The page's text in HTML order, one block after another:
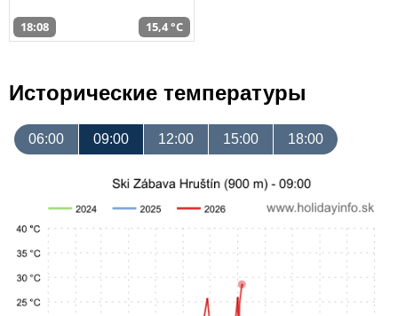
18:08 15,4 °C
Исторические температуры
06:00 09:00 12:00 15:00 18:00